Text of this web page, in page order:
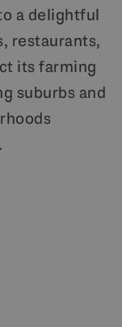
a delightful
restaurants,
its farming
suburbs and